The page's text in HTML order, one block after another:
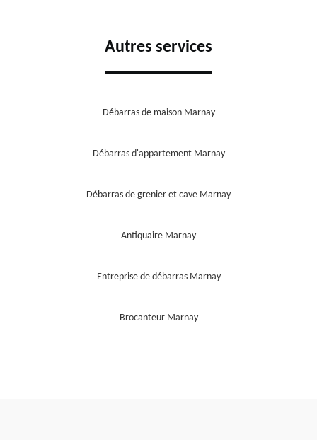
Autres services
Débarras de maison Marnay
Débarras d'appartement Marnay
Débarras de grenier et cave Marnay
Antiquaire Marnay
Entreprise de débarras Marnay
Brocanteur Marnay